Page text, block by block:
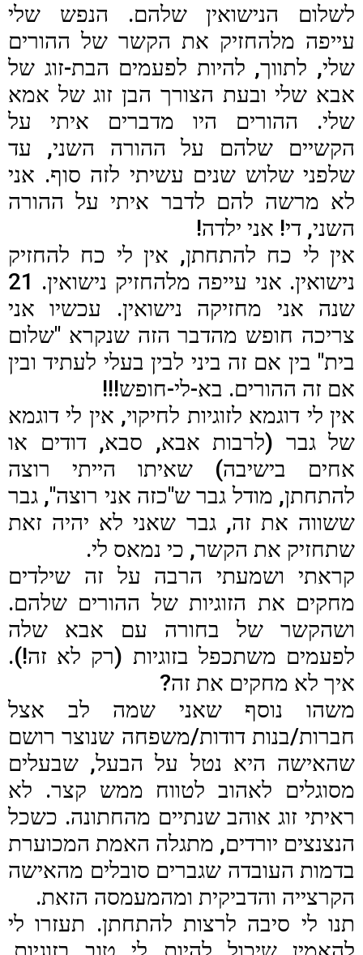
לשלום הנישואין שלהם. הנפש שלי
עייפה מלהחזיק את הקשר של ההורים
שלי, לתווך, להיות לפעמים הבת-זוג של
אבא שלי ובעת הצורך הבן זוג של אמא
שלי. ההורים היו מדברים איתי על
הקשיים שלהם על ההורה השני, עד
שלפני שלוש שנים עשיתי לזה סוף. אני
לא מרשה להם לדבר איתי על ההורה
השני, די! אני ילדה!
אין לי כח להתחתן, אין לי כח להחזיק
נישואין. אני עייפה מלהחזיק נישואין. 21
שנה אני מחזיקה נישואין. עכשיו אני
צריכה חופש מהדבר הזה שנקרא "שלום
בית" בין אם זה ביני לבין בעלי לעתיד ובין
אם זה ההורים. בא-לי-חופש!!!
אין לי דוגמא לזוגיות לחיקוי, אין לי דוגמא
של גבר (לרבות אבא, סבא, דודים או
אחים בישיבה) שאיתו הייתי רוצה
להתחתן, מודל גבר ש"כזה אני רוצה", גבר
ששווה את זה, גבר שאני לא יהיה זאת
שתחזיק את הקשר, כי נמאס לי.
קראתי ושמעתי הרבה על זה שילדים
מחקים את הזוגיות של ההורים שלהם.
ושהקשר של בחורה עם אבא שלה
לפעמים משתכפל בזוגיות (רק לא זה!).
איך לא מחקים את זה?
משהו נוסף שאני שמה לב אצל
חברות/בנות דודות/משפחה שנוצר רושם
שהאישה היא נטל על הבעל, שבעלים
מסוגלים לאהוב לטווח ממש קצר. לא
ראיתי זוג אוהב שנתיים מהחתונה. כשכל
הנצנצים יורדים, מתגלה האמת המכוערת
בדמות העובדה שגברים סובלים מהאישה
הקרצייה והדביקית ומהמעמסה הזאת.
תנו לי סיבה לרצות להתחתן. תעזרו לי